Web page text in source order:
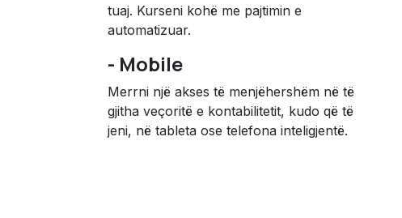
tuaj. Kurseni kohë me pajtimin e
automatizuar.
- Mobile
Merrni një akses të menjëhershëm në të
gjitha veçoritë e kontabilitetit, kudo që të
jeni, në tableta ose telefona inteligjentë.